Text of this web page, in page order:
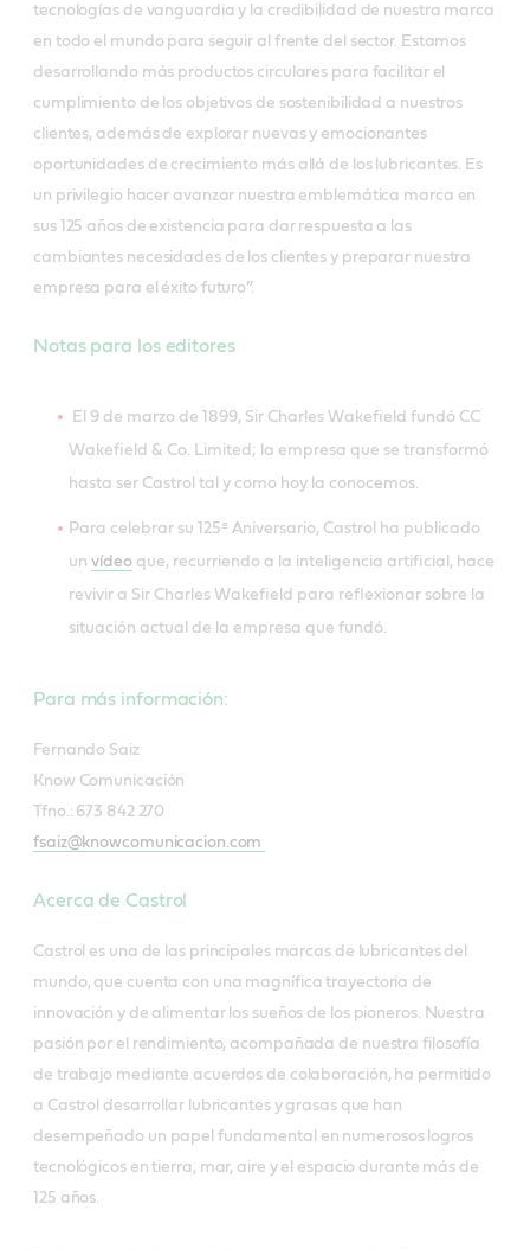
tecnologías de vanguardia y la credibilidad de nuestra marca
en todo el mundo para seguir al frente del sector. Estamos
desarrollando más productos circulares para facilitar el
cumplimiento de los objetivos de sostenibilidad a nuestros
clientes, además de explorar nuevas y emocionantes
oportunidades de crecimiento más allá de los lubricantes. Es
un privilegio hacer avanzar nuestra emblemática marca en
sus 125 años de existencia para dar respuesta a las
cambiantes necesidades de los clientes y preparar nuestra
empresa para el éxito futuro”.
Notas para los editores
El 9 de marzo de 1899, Sir Charles Wakefield fundó CC
Wakefield & Co. Limited; la empresa que se transformó
hasta ser Castrol tal y como hoy la conocemos.
Para celebrar su 125º Aniversario, Castrol ha publicado
un vídeo que, recurriendo a la inteligencia artificial, hace
revivir a Sir Charles Wakefield para reflexionar sobre la
situación actual de la empresa que fundó.
Para más información:
Fernando Saiz
Know Comunicación
Tfno.: 673 842 270
fsaiz@knowcomunicacion.com
Acerca de Castrol
Castrol es una de las principales marcas de lubricantes del
mundo, que cuenta con una magnífica trayectoria de
innovación y de alimentar los sueños de los pioneros. Nuestra
pasión por el rendimiento, acompañada de nuestra filosofía
de trabajo mediante acuerdos de colaboración, ha permitido
a Castrol desarrollar lubricantes y grasas que han
desempeñado un papel fundamental en numerosos logros
tecnológicos en tierra, mar, aire y el espacio durante más de
125 años.